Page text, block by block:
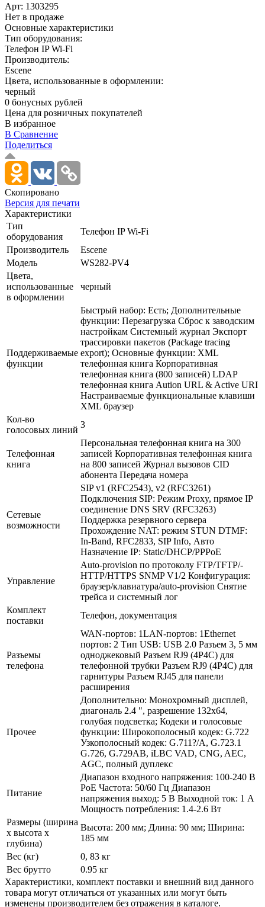
Арт: 1303295
Нет в продаже
Основные характеристики
Тип оборудования:
Телефон IP Wi-Fi
Производитель:
Escene
Цвета, использованные в оформлении:
черный
0 бонусных рублей
Цена для розничных покупателей
В избранное
В Сравнение
Поделиться
Скопировано
Версия для печати
Характеристики
Тип
оборудования
Телефон IP Wi-Fi
Производитель
Escene
Модель
WS282-PV4
Цвета,
использованные
в оформлении
черный
Поддерживаемые
функции
Быстрый набор: Есть; Дополнительные
функции: Перезагрузка Сброс к заводским
настройкам Системный журнал Экспорт
трассировки пакетов (Package tracing
export); Основные функции: XML
телефонная книга Корпоративная
телефонная книга (800 записей) LDAP
телефонная книга Aution URL & Active URI
Настраиваемые функциональные клавиши
XML браузер
Кол-во
голосовых линий
3
Телефонная
книга
Персональная телефонная книга на 300
записей Корпоративная телефонная книга
на 800 записей Журнал вызовов CID
абонента Передача номера
Сетевые
возможности
SIP v1 (RFC2543), v2 (RFC3261)
Подключения SIP: Режим Proxy, прямое IP
соединение DNS SRV (RFC3263)
Поддержка резервного сервера
Прохождение NAT: режим STUN DTMF:
In-Band, RFC2833, SIP Info, Авто
Назначение IP: Static/­DHCP/­PPPoE
Управление
Auto-provision по протоколу FTP/­TFTP/­
HTTP/­HTTPS SNMP V1/­2 Конфигурация:
браузер/­клавиатура/­auto-provision Снятие
трейса и системный лог
Комплект
поставки
Телефон, документация
Разъемы
телефона
WAN-портов: 1LAN-портов: 1Ethernet
портов: 2 Тип USB: USB 2.0 Разъем 3, 5 мм
одноджековый Разъем RJ9 (4P4C) для
телефонной трубки Разъем RJ9 (4P4C) для
гарнитуры Разъем RJ45 для панели
расширения
Прочее
Дополнительно: Монохромный дисплей,
диагональ 2.4 ", разрешение 132х64,
голубая подсветка; Кодеки и голосовые
функции: Широкополосный кодек: G.722
Узкополосный кодек: G.711?/­A, G.723.1
G.726, G.729AB, iLBC VAD, CNG, AEC,
AGC, полный дуплекс
Питание
Диапазон входного напряжения: 100-240 В
PoE Частота: 50/­60 Гц Диапазон
напряжения выход: 5 В Выходной ток: 1 А
Мощность потребления: 1.4-2.6 Вт
Размеры (ширина
х высота х
глубина)
Высота: 200 мм; Длина: 90 мм; Ширина:
185 мм
Вес (кг)
0, 83 кг
Вес брутто
0.95 кг
Xарактеристики, комплект поставки и внешний вид данного
товара могут отличаться от указанных или могут быть
изменены производителем без отражения в каталоге.